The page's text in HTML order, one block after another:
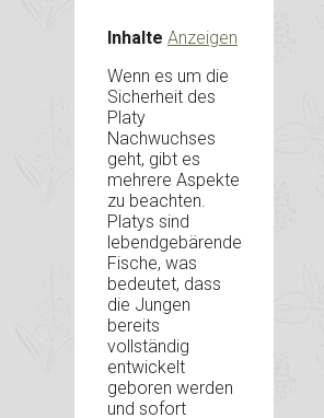
Inhalte Anzeigen
Wenn es um die
Sicherheit des
Platy
Nachwuchses
geht, gibt es
mehrere Aspekte
zu beachten.
Platys sind
lebendgebärende
Fische, was
bedeutet, dass
die Jungen
bereits
vollständig
entwickelt
geboren werden
und sofort